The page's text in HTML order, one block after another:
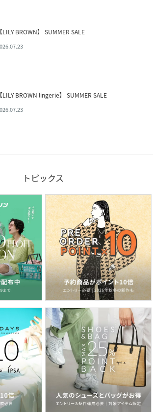
【LILY BROWN】 SUMMER SALE
【LILY BROWN lingerie】 SUMMER SALE
トピックス